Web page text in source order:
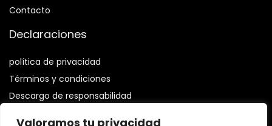
Valoramos tu privacidad
Contacto
Declaraciones
política de privacidad
Términos y condiciones
Descargo de responsabilidad